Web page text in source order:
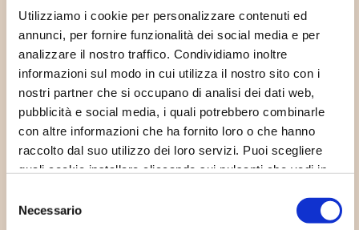
Utilizziamo i cookie per personalizzare contenuti ed
annunci, per fornire funzionalità dei social media e per
analizzare il nostro traffico. Condividiamo inoltre
informazioni sul modo in cui utilizza il nostro sito con i
nostri partner che si occupano di analisi dei dati web,
pubblicità e social media, i quali potrebbero combinarle
con altre informazioni che ha fornito loro o che hanno
raccolto dal suo utilizzo dei loro servizi. Puoi scegliere
quali cookie installare cliccando sui pulsanti che vedi in
i cookie; Clicca su “accetta selezionati” per accettare
solamente i cookie che hai deciso di voler installare.
delNecessario
Chi siamo